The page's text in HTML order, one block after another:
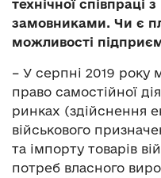
технічної співпраці
замовниками. Чи є
можливості
– У серпні 2019 року
право самостійної
ринках (здійснення
військового
та імпорту товарів
потреб власного